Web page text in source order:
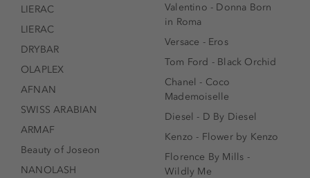
LIERAC
LIERAC
DRYBAR
OLAPLEX
AFNAN
SWISS ARABIAN
ARMAF
Beauty of Joseon
NANOLASH
Valentino - Donna Born
in Roma
Versace - Eros
Tom Ford - Black Orchid
Chanel - Coco
Mademoiselle
Diesel - D By Diesel
Kenzo - Flower by Kenzo
Florence By Mills -
Wildly Me